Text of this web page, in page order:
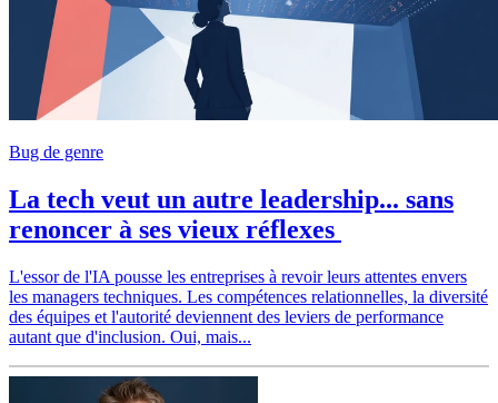
Bug de genre
La tech veut un autre leadership... sans
renoncer à ses vieux réflexes
L'essor de l'IA pousse les entreprises à revoir leurs attentes envers
les managers techniques. Les compétences relationnelles, la diversité
des équipes et l'autorité deviennent des leviers de performance
autant que d'inclusion. Oui, mais...